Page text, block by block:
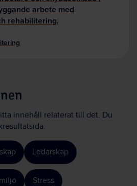
arbete med
rehabilitering.
innehåll relaterat till det. Du
Ledarskap
Stress